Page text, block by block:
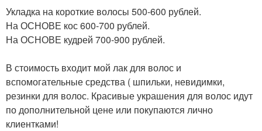
Укладка на короткие волосы 500-600 рублей.
На ОСНОВЕ кос 600-700 рублей.
На ОСНОВЕ кудрей 700-900 рублей.
В стоимость входит мой лак для волос и
вспомогательные средства ( шпильки, невидимки,
резинки для волос. Красивые украшения для волос идут
по дополнительной цене или покупаются лично
клиентками!